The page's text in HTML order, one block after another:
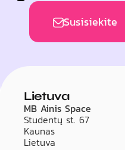
Susisiekite
Lietuva
MB Ainis Space
Studentų st. 67
Kaunas
Lietuva